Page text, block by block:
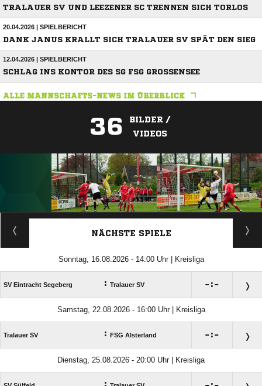
TRALAUER SV UND LEEZENER SC TRENNEN SICH TORLOS
20.04.2026 | SPIELBERICHT
DANK JANUS KRALLT SICH TRALAUER SV SPÄT DEN SIEG
12.04.2026 | SPIELBERICHT
SCHLAG INS KONTOR DES SG FSG GROSSENSEE
ALLE MANNSCHAFTS-NEWS IM ÜBERBLICK
36
BILDER /
VIDEOS
ANZEIGE
NÄCHSTE SPIELE
Sonntag, 16.08.2026 - 14:00 Uhr | Kreisliga
SV Eintracht Segeberg : Tralauer SV :
Samstag, 22.08.2026 - 16:00 Uhr | Kreisliga
Tralauer SV : FSG Alsterland :
Dienstag, 25.08.2026 - 20:00 Uhr | Kreisliga